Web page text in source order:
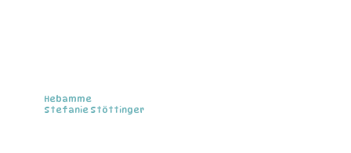
Hebamme
Stefanie Stöttinger